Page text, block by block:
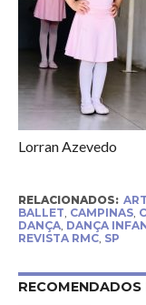
Lorran Azevedo
RELACIONADOS: ART
BALLET CAMPINAS,
DANÇA, DANÇA
REVISTA RMC, SP
RECOMENDADOS